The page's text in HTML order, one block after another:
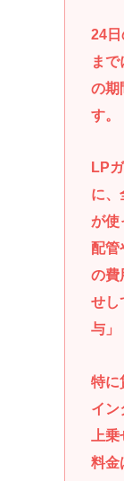
24
ま
の期
す。
LP
に、
が使
配管
の費
せし
与」
特に
イン
上
料金